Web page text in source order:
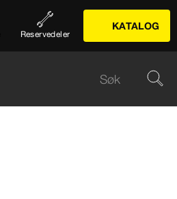
Reservedeler
KATALOG